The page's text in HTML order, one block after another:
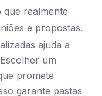
que realmente
e propostas.
ajuda a
um
promete
garante pastas